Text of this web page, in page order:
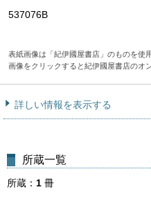
537076B
表紙画像は「紀伊國屋書店」のものを使
画像をクリックすると紀伊國屋書店のオ
詳しい情報を表示する
所蔵一覧
所蔵 1 冊